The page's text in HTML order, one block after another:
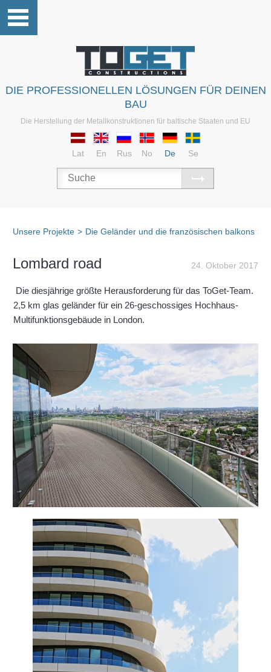
DIE PROFESSIONELLEN LÖSUNGEN FÜR DEINEN
BAU
Die Herstellung der Metallkonstruktionen für baltische Staaten und EU
Lat En Rus No De Se
Unsere Projekte > Die Geländer und die französischen balkons >
24. Oktober 2017
Lombard road
Die diesjährige größte Herausforderung für das ToGet-Team.
2,5 km glas geländer für ein 26-geschossiges Hochhaus-
Multifunktionsgebäude in London.